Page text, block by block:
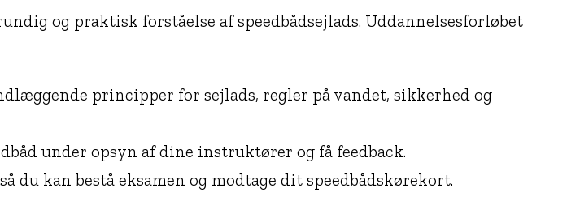
og praktisk forståelse af speedbådsejlads. Uddannelsesforløbet
principper for sejlads, regler på vandet, sikkerhed og
under opsyn af dine instruktører og få feedback.
kan bestå eksamen og modtage dit speedbådskørekort.